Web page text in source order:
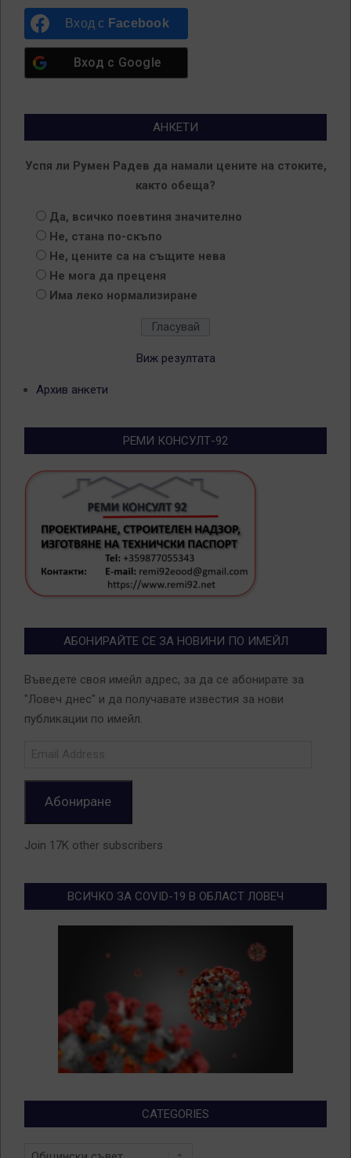
Вход с Facebook
Вход с Google
АНКЕТИ
Успя ли Румен Радев да намали цените на стоките,
както обеща?
Да, всичко поевтиня значително
Не, стана по-скъпо
Не, цените са на същите нева
Не мога да преценя
Има леко нормализиране
Виж резултата
Архив анкети
РЕМИ КОНСУЛТ-92
АБОНИРАЙТЕ СЕ ЗА НОВИНИ ПО ИМЕЙЛ
Въведете своя имейл адрес, за да се абонирате за
"Ловеч днес" и да получавате известия за нови
публикации по имейл.
Абониране
Join 17K other subscribers
ВСИЧКО ЗА COVID-19 В ОБЛАСТ ЛОВЕЧ
CATEGORIES
Categories